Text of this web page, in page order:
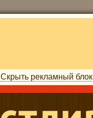
Скрыть рекламный блок